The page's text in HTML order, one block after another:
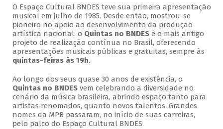
O Espaço Cultural BNDES teve sua primeira apresentação
musical em julho de 1985. Desde então, mostrou-se
pioneiro no apoio ao desenvolvimento da produção
artística nacional: o Quintas no BNDESé o mais antigo
projeto de realização contínua no Brasil, oferecendo
apresentações musicais públicas e gratuitas, sempre às
quintas-feiras às 19h.
Ao longo dos seus quase 30 anos de existência, o
Quintas no BNDESvem celebrando a diversidade no
cenário da música brasileira, abrindo espaço tanto para
artistas renomados, quanto novos talentos. Grandes
nomes da MPB passaram, no início de suas carreiras,
pelo palco do Espaço Cultural BNDES.